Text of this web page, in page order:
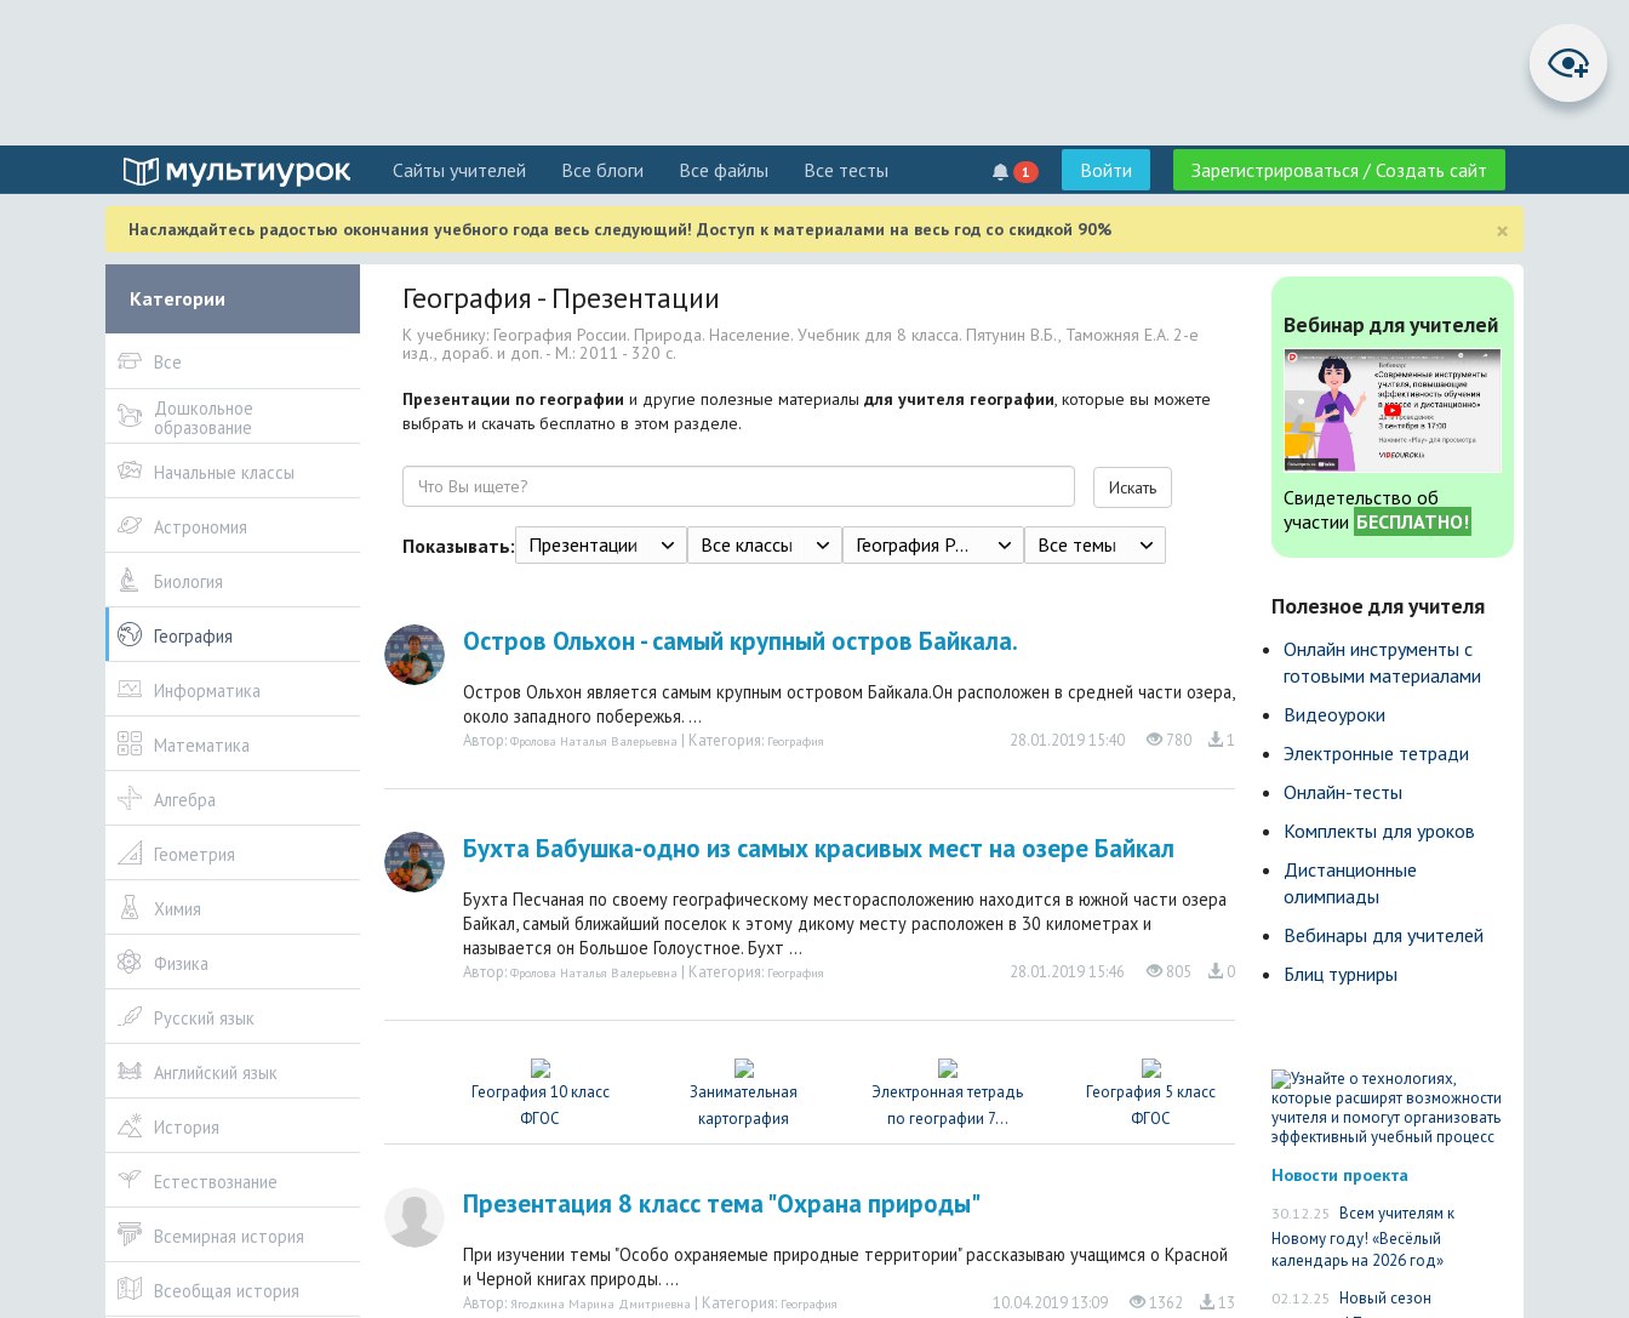
Cайты учителей Все блоги Все файлы Все тесты 1 Войти Зарегистрироваться / Создать сайт
×
Наслаждайтесь радостью окончания учебного года весь следующий! Доступ к материалами на весь год со скидкой 90%
Категории
Все
Дошкольное
образование
Начальные классы
Астрономия
Биология
География
Информатика
Математика
Алгебра
Геометрия
Химия
Физика
Русский язык
Английский язык
История
Естествознание
Всемирная история
Всеобщая история
География - Презентации
К учебнику: География России. Природа. Население. Учебник для 8 класса. Пятунин В.Б., Таможняя Е.А. 2-е
изд., дораб. и доп. - М.: 2011 - 320 с.
Презентации по географии и другие полезные материалы для учителя географии, которые вы можете
выбрать и скачать бесплатно в этом разделе.
Поиск Искать
Показывать: Презентации Все классы География России. Природа. Население. Учебник для 8 класса. Пятунин В.Б., Таможняя Е.А. 2-е изд., дораб. и доп. - М.: 2011 - 320 с. Все темы
Остров Ольхон - самый крупный остров Байкала.
Остров Ольхон является самым крупным островом Байкала.Он расположен в средней части озера,
около западного побережья. ...
Автор: Фролова Наталья Валерьевна | Категория: География 28.01.2019 15:40 780 1
Бухта Бабушка-одно из самых красивых мест на озере Байкал
Бухта Песчаная по своему географическому месторасположению находится в южной части озера
Байкал, самый ближайший поселок к этому дикому месту расположен в 30 километрах и
называется он Большое Голоустное. Бухт ...
Автор: Фролова Наталья Валерьевна | Категория: География 28.01.2019 15:46 805 0
География 10 класс
ФГОС
Занимательная
картография
Электронная тетрадь
по географии 7...
География 5 класс
ФГОС
Презентация 8 класс тема "Охрана природы"
При изучении темы "Особо охраняемые природные территории" рассказываю учащимся о Красной
и Черной книгах природы. ...
Автор: Ягодкина Марина Дмитриевна | Категория: География 10.04.2019 13:09 1362 13
Вебинар для учителей
Свидетельство об
участии БЕСПЛАТНО!
Полезное для учителя
Онлайн инструменты с
готовыми материалами
Видеоуроки
Электронные тетради
Онлайн-тесты
Комплекты для уроков
Дистанционные
олимпиады
Вебинары для учителей
Блиц турниры
Новости проекта
30.12.25 Всем учителям к
Новому году! «Весёлый
календарь на 2026 год»
02.12.25 Новый сезон